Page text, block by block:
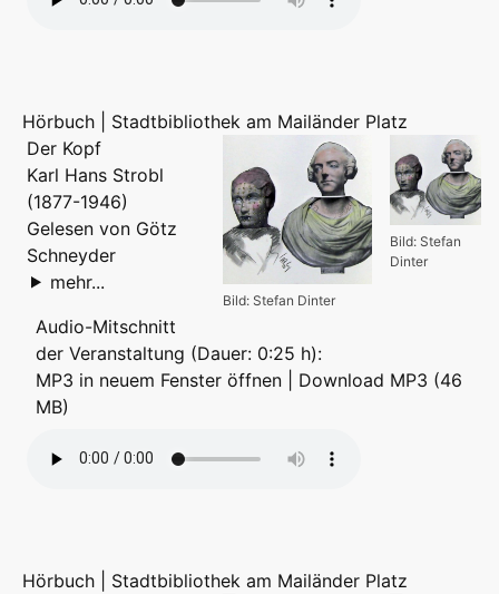
Hörbuch | Stadtbibliothek am Mailänder Platz
Bild: Stefan
Dinter
Bild: Stefan Dinter
Der Kopf
Karl Hans Strobl
(1877-1946)
Gelesen von Götz
Schneyder
mehr...
Audio-Mitschnitt
der Veranstaltung (Dauer: 0:25 h):
MP3 in neuem Fenster öffnen
Download MP3 (46
MB)
Hörbuch | Stadtbibliothek am Mailänder Platz